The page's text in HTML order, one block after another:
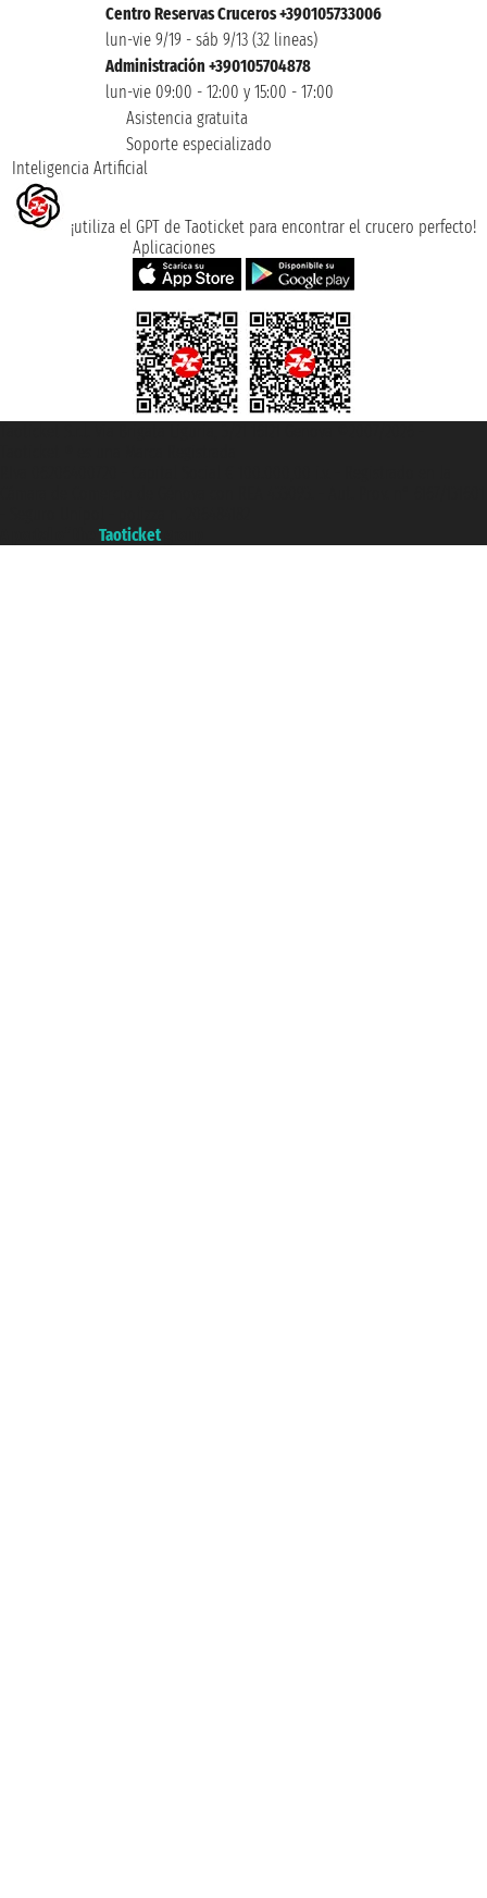
Centro Reservas Cruceros +390105733006
lun-vie 9/19 - sáb 9/13 (32 lineas)
Administración +390105704878
lun-vie 09:00 - 12:00 y 15:00 - 17:00
Asistencia gratuita
Soporte especializado
Inteligencia Artificial
¡utiliza el GPT de Taoticket para encontrar el crucero perfecto!
Aplicaciones
Taoticket